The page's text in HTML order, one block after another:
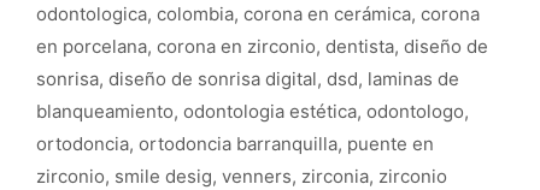
odontologica, colombia, corona en cerámica, corona
en porcelana, corona en zirconio, dentista, diseño de
sonrisa, diseño de sonrisa digital, dsd, laminas de
blanqueamiento, odontologia estética, odontologo,
ortodoncia, ortodoncia barranquilla, puente en
zirconio, smile desig, venners, zirconia, zirconio